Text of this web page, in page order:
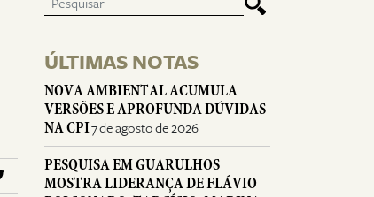
ÚLTIMAS NOTAS
NOVA AMBIENTAL ACUMULA
VERSÕES E APROFUNDA DÚVIDAS
NA CPI7 de agosto de 2026
PESQUISA EM GUARULHOS
MOSTRA LIDERANÇA DE FLÁVIO